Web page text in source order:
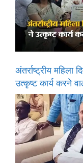
अंतर्राष्ट्रीय महिला
उत्कृष्ट कार्य करने